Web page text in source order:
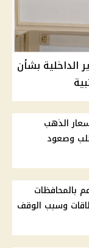
الداخلية بشأن
الذهب
وصعود
بالمحافظات
وسبب الوقف